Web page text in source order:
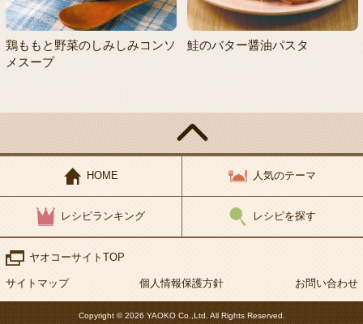
鶏ももと野菜のしみしみコンソ
メスープ
鮭のバター醤油パスタ
HOME 人気のテーマ
レシピランキング レシピを探す
ヤオコーサイトTOP
サイトマップ 個人情報保護方針 お問い合わせ
Copyright © 2026 YAOKO Co.,Ltd. All Rights Reserved.